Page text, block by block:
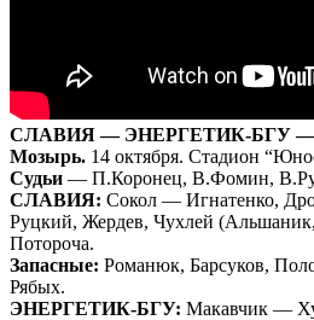
СЛАВИЯ — ЭНЕРГЕТИК-БГУ —
Мозырь. 14 октября. Стадион
Судьи — П.Коронец, В.Фомин,
СЛАВИЯ: Сокол — Игнатенко,
Руцкий, Жердев, Чухлей
Потороча.
Запасные: Романюк, Барсуков,
Рябых.
ЭНЕРГЕТИК-БГУ: Макавчик —